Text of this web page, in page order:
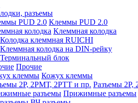
разъемы
Клеммы PUD 2.0
Клеммная колодка
Колодка клеммная RUICHI
Клеммная колодка на DIN-рейку
Терминальный блок
Прочие
Кожух клеммы
Разъемы
Прижимные разъемы